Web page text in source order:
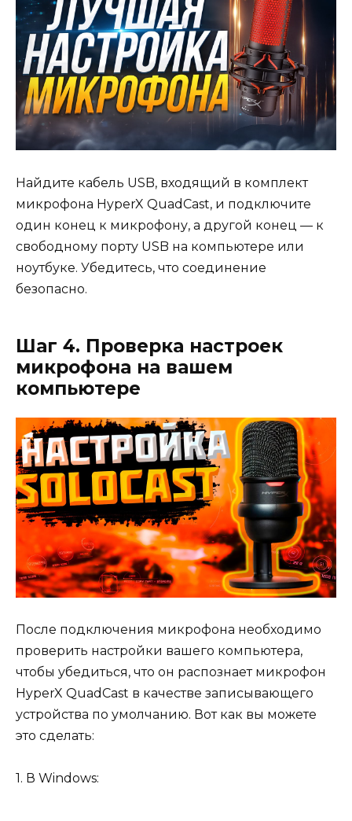
Найдите кабель USB, входящий в комплект
микрофона HyperX QuadCast, и подключите
один конец к микрофону, а другой конец — к
свободному порту USB на компьютере или
ноутбуке. Убедитесь, что соединение
безопасно.
Шаг 4. Проверка настроек
микрофона на вашем
компьютере
После подключения микрофона необходимо
проверить настройки вашего компьютера,
чтобы убедиться, что он распознает микрофон
HyperX QuadCast в качестве записывающего
устройства по умолчанию. Вот как вы можете
это сделать:
1. В Windows: